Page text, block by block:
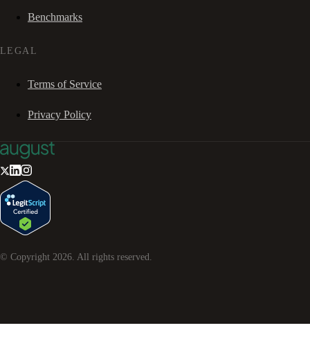
Benchmarks
LEGAL
Terms of Service
Privacy Policy
© Copyright 2026. All rights reserved.